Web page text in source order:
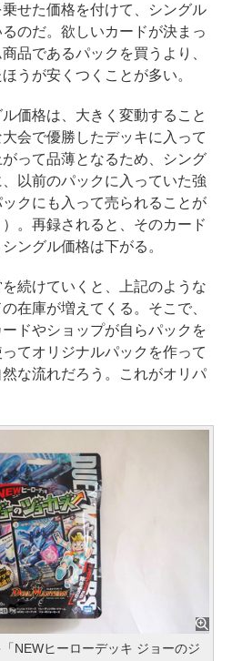
せた価格を付けて、シングル
のだ。欲しいカードが決まっ
品であるパックを買うより、
うが安くつくことが多い。
価格は、大きく変動すること
会で優勝したデッキに入って
って品薄となるため、シング
以前のパックに入っていた強
クにも入って売られることが
。再録されると、そのカード
ングル価格は下がる。
続けていくと、上記のような
在庫が増えてくる。そこで、
ドやショップが自らパックを
てオリジナルパックを作って
な流れだろう。これがオリパ
NEWヒーローデッキ ジョーのジ